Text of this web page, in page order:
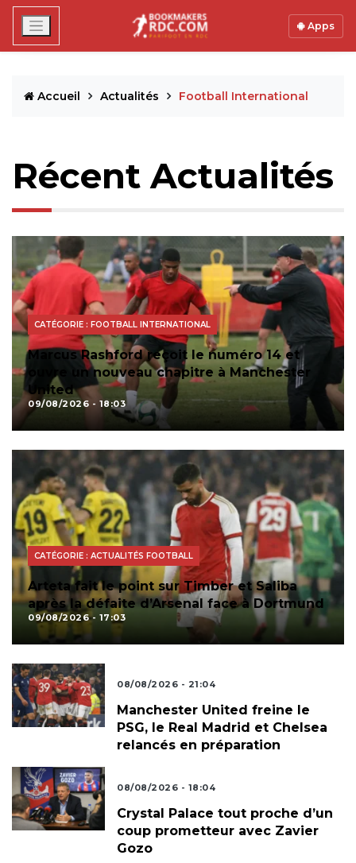
Apps
Accueil Actualités Football International
Récent Actualités
CATÉGORIE : FOOTBALL INTERNATIONAL
Marcus Rashford reçoit le numéro 14 et
ouvre un nouveau chapitre à Manchester
United
09/08/2026 - 18:03
CATÉGORIE : ACTUALITÉS FOOTBALL
Arteta fait le point sur Timber et Saliba
après la défaite d’Arsenal face à Dortmund
09/08/2026 - 17:03
08/08/2026 - 21:04
Manchester United freine le
PSG, le Real Madrid et Chelsea
relancés en préparation
08/08/2026 - 18:04
Crystal Palace tout proche d’un
coup prometteur avec Zavier
Gozo